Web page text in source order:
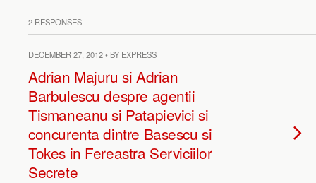
2 RESPONSES
DECEMBER 27, 2012 • BY EXPRESS
Adrian Majuru si Adrian
Barbulescu despre agentii
Tismaneanu si Patapievici si
concurenta dintre Basescu si
Tokes in Fereastra Serviciilor
Secrete